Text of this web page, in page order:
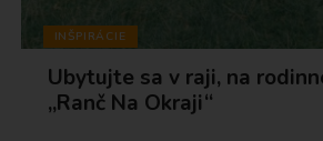
INŠPIRÁCIE
Ubytujte sa v raji, na
„Ranč Na Okraji“